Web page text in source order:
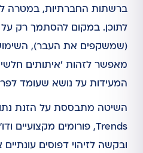
ברשתות החברתיות, במטרה
לתוכן. במקום להסתמך רק על
מאפשר לזהות 'איתותים
המעידות על נושא שעומד
ובקשה לזיהוי דפוסים